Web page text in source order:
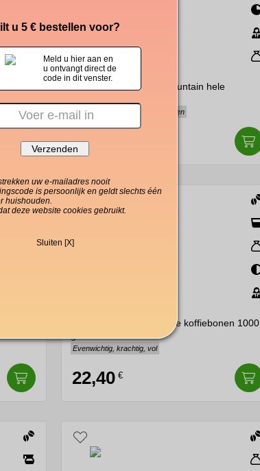
g
Arvid Nordquist Dark Mountain hele
Krachtig, kruidig, donkere bessen
25,50
g
Borbone Miscela Blu hele koffiebonen 1000
Evenwichtig, krachtig, vol
22,40 €
u 5 € bestellen voor?
Meld u hier aan en
u ontvangt direct de
code in dit venster.
uw e-mailadres nooit
is persoonlijk en geldt slechts één
huishouden.
deze website cookies gebruikt.
Sluiten [X]